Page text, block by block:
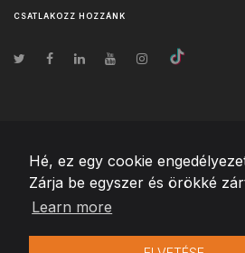
Hé, ez egy cookie
Zárja be egyszer és örökké
Learn more
CSATLAKOZZ HOZZÁNK
© Szerzői jog2026 Team Extension
Changelog ● Ezen webhely használatával